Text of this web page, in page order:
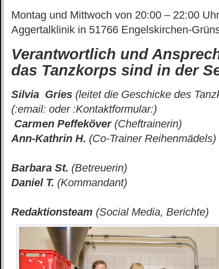
Montag und Mittwoch von 20:00 – 22:00
Aggertalklinik in 51766 Engelskirchen-
Verantwortlich und
das Tanzkorps sind in der
Silvia Gries (leitet die Geschicke des
(:email: oder :Kontaktformular:)
Carmen Peffeköver (Cheftrainerin)
Ann-Kathrin H. (Co-Trainer Reihenmädels)
Barbara St. (Betreuerin)
Daniel T. (Kommandant)
Redaktionsteam (Social Media, Berichte)